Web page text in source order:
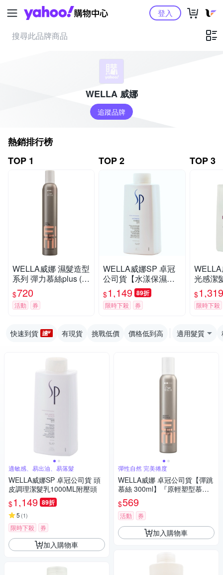
Yahoo購物中心登入
WELLA 威娜
追蹤品牌
熱銷排行榜
TOP 1
WELLA威娜 濕髮造型
系列 彈力慕絲plus (原
彈力塑型慕絲) 500ml
公司貨
$720
活動 券
TOP 2
WELLA威娜SP 卓冠
公司貨【水漾保濕潔
髮乳1000ML】附壓頭
$1,149 89折
限時下殺 券
TOP 3
光感潔
(原3D
冠公司
$1,319
限時下殺
快速到貨 有現貨 挑戰低價 價格低到高 適用髮質
適敏感、易出油、易落髮
WELLA威娜SP 卓冠公司貨 頭
皮調理潔髮乳1000ML附壓頭
$1,149 89折
5 (1)
限時下殺 券
加入購物車
彈性自然 完美捲度
WELLA威娜 卓冠公司貨【彈跳
慕絲 300ml】『原輕塑型慕
斯』自然完美捲度
$569
活動 券
加入購物車